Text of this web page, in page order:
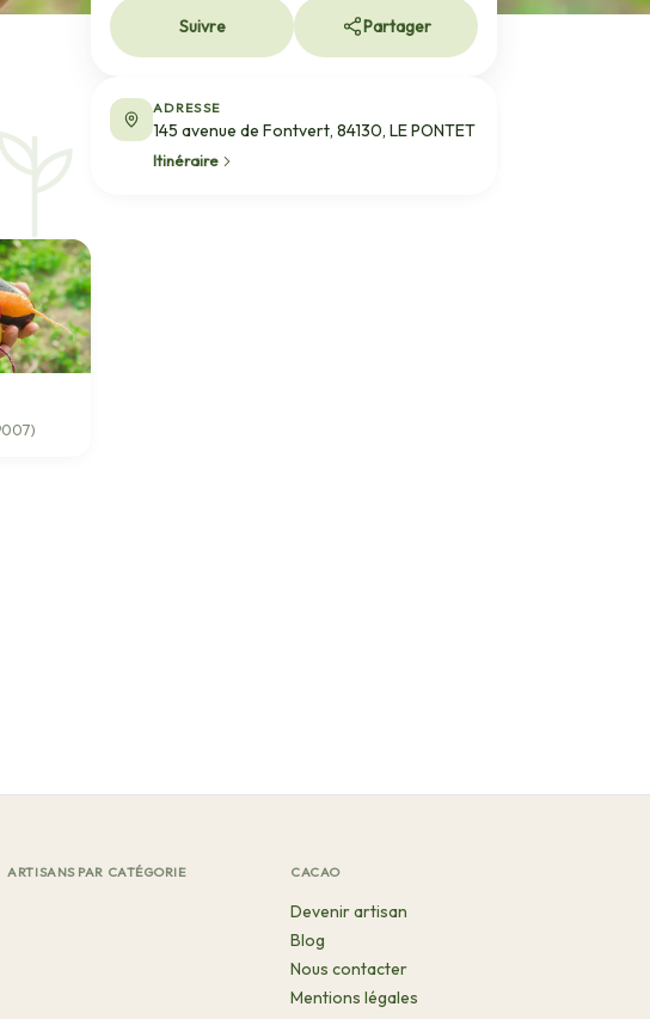
Suivre Partager
ADRESSE
145 avenue de Fontvert, 84130, LE PONTET
Itinéraire
ARTISANS PAR CATÉGORIE CACAO
Devenir artisan
Blog
Nous contacter
Mentions légales